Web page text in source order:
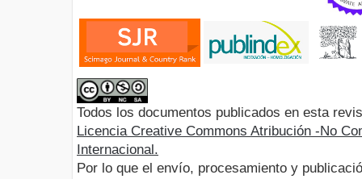
Todos los documentos publicados en esta
Licencia Creative Commons Atribución -No
Internacional.
Por lo que el envío, procesamiento y